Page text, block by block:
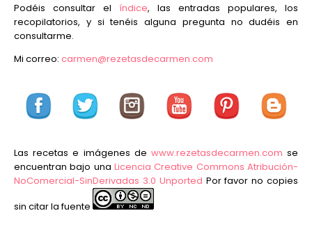
Podéis consultar el índice, las entradas populares, los
recopilatorios, y si tenéis alguna pregunta no dudéis en
consultarme.
Mi correo: carmen@rezetasdecarmen.com
Las recetas e imágenes de www.rezetasdecarmen.com se
encuentran bajo una Licencia Creative Commons Atribución-
NoComercial-SinDerivadas 3.0 Unported Por favor no copies
sin citar la fuente